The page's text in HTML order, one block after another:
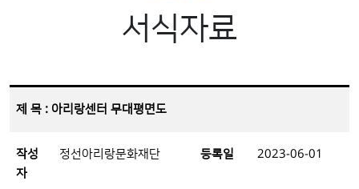
서식자료
제 목 : 아리랑센터 무대평면도
작성
자
정선아리랑문화재단 등록일 2023-06-01